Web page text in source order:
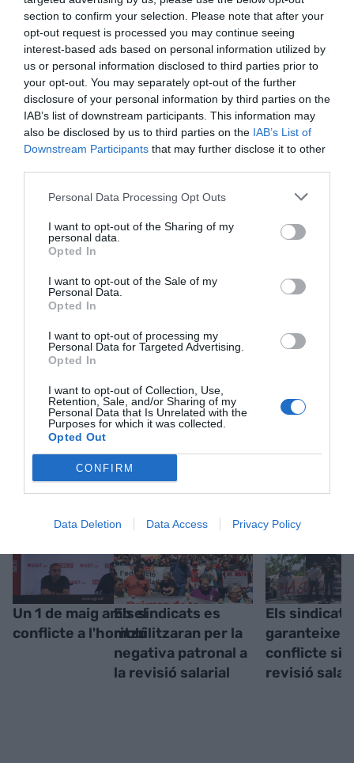
section to confirm your selection. Please note that after your
opt-out request is processed you may continue seeing
interest-based ads based on personal information utilized by
us or personal information disclosed to third parties prior to
your opt-out. You may separately opt-out of the further
disclosure of your personal information by third parties on the
IAB’s list of downstream participants. This information may
also be disclosed by us to third parties on the IAB’s List of
Downstream Participants that may further disclose it to other
Personal Data Processing Opt Outs
I want to opt-out of the Sharing of my
personal data.
Opted In
I want to opt-out of the Sale of my
Personal Data.
Opted In
I want to opt-out of processing my
Personal Data for Targeted Advertising.
Opted In
I want to opt-out of Collection, Use,
Retention, Sale, and/or Sharing of my
Personal Data that Is Unrelated with the
Purposes for which it was collected.
Opted Out
CONFIRM
Data Deletion Data Access Privacy Policy
treballadors".
Tot i que els empresaris denuncien que "les
negociacions no s'han interromput" i que
l'arribada a judici s'ha produït "per voluntat dels
sindicats", UGT i Comissions Obreres consideren
les converses "trencades", i mantenen les
mobilitzacions i fins i tot la vaga sectorial a
AfegirVIA Empresa
com a font preferida de
Google de forma gratuïta
ACTIVAR ARA
RELACIONADES
Un 1 de maig amb el
conflicte a l'horitzó
Els sindicats es
mobilitzaran per la
negativa patronal a
la revisió salarial
Els sindicats
garanteixen
conflicte si
revisió